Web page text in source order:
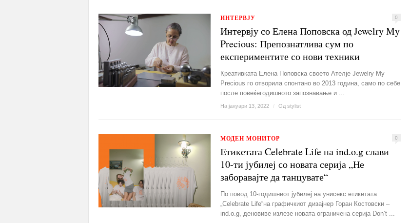
ИНТЕРВЈУ 0
Интервју со Елена Поповска од Jewelry My
Precious: Препознатлива сум по
експериментите со нови техники
Креативката Елена Поповска своето Ателје Jewelry My
Precious го отворила спонтано во 2013 година, само по себе
после повеќегодишното запознавање и ...
На јануари 13, 2022 / Од stylist
МОДЕН МОНИТОР 0
Етикетата Celebrate Life на ind.o.g слави
10-ти јубилеј со новата серија „Не
заборавајте да танцувате“
По повод 10-годишниот јубилеј на унисекс етикетата
„Celebrate Life“на графичкиот дизајнер Горан Костовски –
ind.o.g, деновиве излезе новата ограничена серија Don’t ...